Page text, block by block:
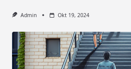
Admin Okt 19, 2024